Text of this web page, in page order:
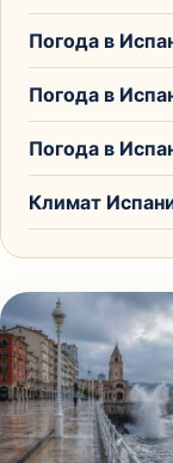
Погода в
Погода в
Погода в
Климат